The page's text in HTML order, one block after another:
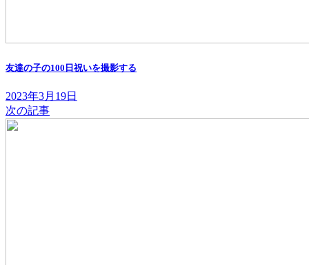
友達の子の100日祝いを撮影する
2023年3月19日
次の記事